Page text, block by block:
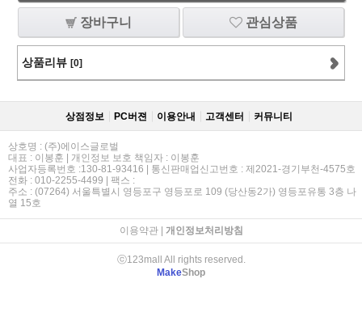
장바구니 관심상품
상품리뷰 [0]
상점정보 PC버젼 이용안내 고객센터 커뮤니티
상호명 : (주)에이스글로벌
대표 : 이봉훈 | 개인정보 보호 책임자 : 이봉훈
사업자등록번호 :130-81-93416 | 통신판매업신고번호 : 제2021-경기부천-4575호
전화 : 010-2255-4499 | 팩스 :
주소 : (07264) 서울특별시 영등포구 영등포로 109 (당산동2가) 영등포유통 3층 나
열 15호
이용약관| 개인정보처리방침
ⓒ123mall All rights reserved.
MakeShop